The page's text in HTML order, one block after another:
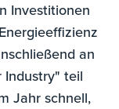
Investitionen
an
Industry" teil
Jahr schnell,